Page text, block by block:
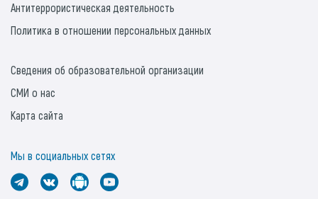
Антитеррористическая деятельность
Политика в отношении персональных данных
Сведения об образовательной организации
СМИ о нас
Карта сайта
Мы в социальных сетях